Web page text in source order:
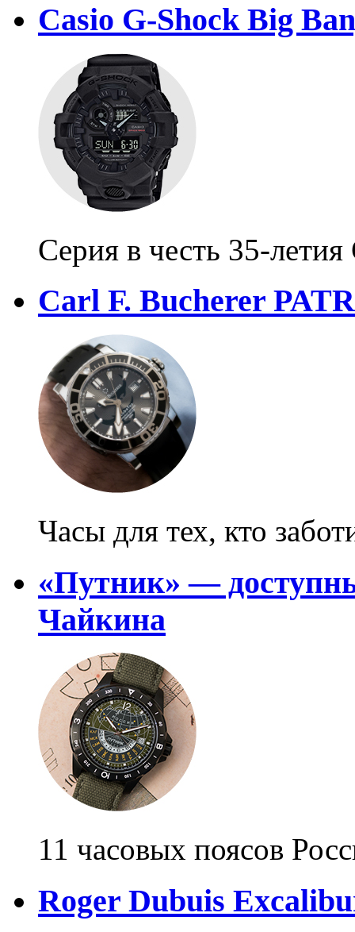
Casio G-Shock Big
Серия в честь 35-
Carl F. Bucherer
Часы для тех, кто
«Путник» —
Чайкина
11 часовых поясов
Roger Dubuis